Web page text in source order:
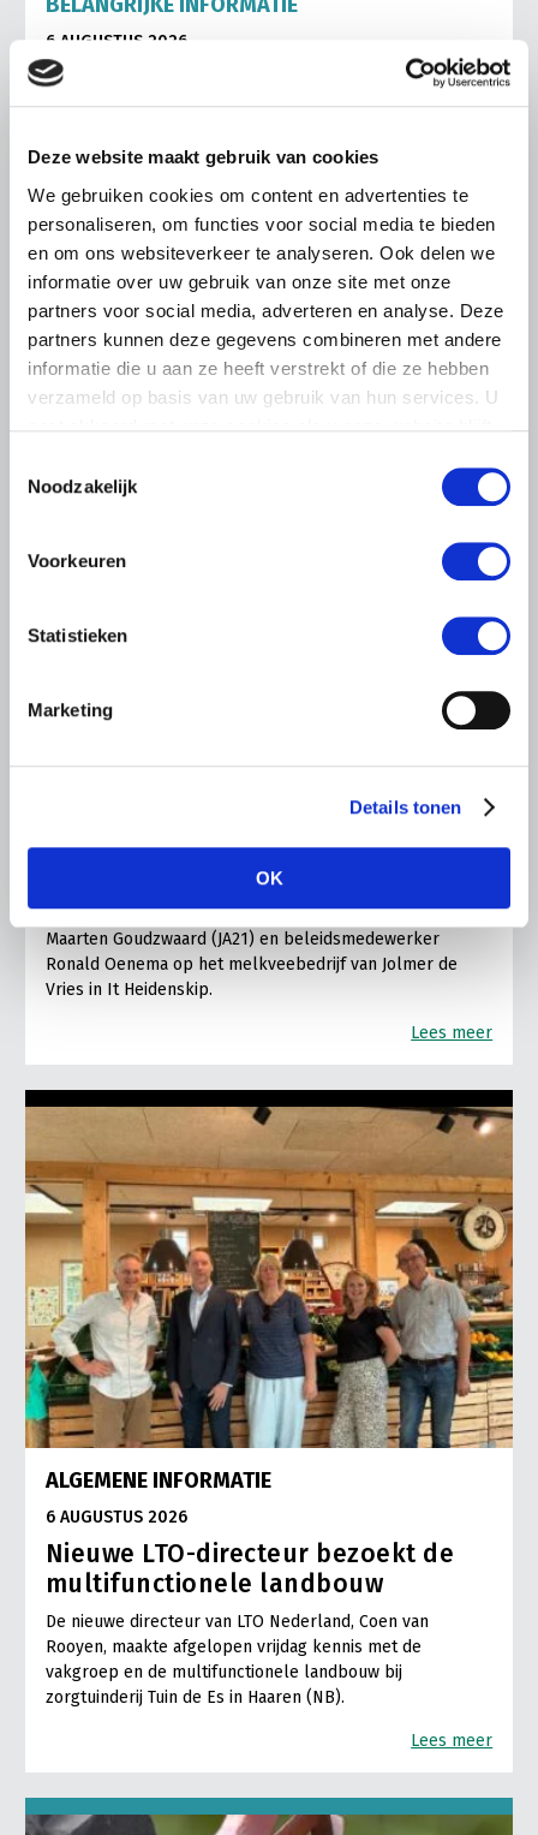
Deze website maakt gebruik van cookies
We gebruiken cookies om content en advertenties te
personaliseren, om functies voor social media te bieden
en om ons websiteverkeer te analyseren. Ook delen we
informatie over uw gebruik van onze site met onze
partners voor social media, adverteren en analyse. Deze
partners kunnen deze gegevens combineren met andere
informatie die u aan ze heeft verstrekt of die ze hebben
verzameld op basis van uw gebruik van hun services. U
Noodzakelijk
Voorkeuren
Statistieken
Marketing
Details tonen
OK
6 AUGUSTUS 2026
LTO sluit aan bij demonstratie tegen
dreigende onteigening
leden op om op vrijdagochtend 14 augustus massaal naar
het voorplein van het provinciehuis in Den Bosch te
komen…
Lees meer
Kamerlid Goudzwaard (JA21)
bezoekt melkveehouderij in
LTO Nederland ontving gisteren Tweede Kamerlid
Maarten Goudzwaard (JA21) en beleidsmedewerker
Ronald Oenema op het melkveebedrijf van Jolmer de
Vries in It Heidenskip.
Lees meer
ALGEMENE INFORMATIE
6 AUGUSTUS 2026
Nieuwe LTO-directeur bezoekt de
multifunctionele landbouw
De nieuwe directeur van LTO Nederland, Coen van
Rooyen, maakte afgelopen vrijdag kennis met de
vakgroep en de multifunctionele landbouw bij
zorgtuinderij Tuin de Es in Haaren (NB).
Lees meer